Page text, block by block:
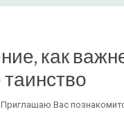
как
Приглашаю Вас